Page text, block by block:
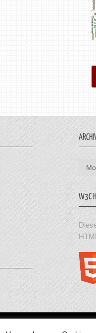
Archiv
W3C
vorbehalten. Theme